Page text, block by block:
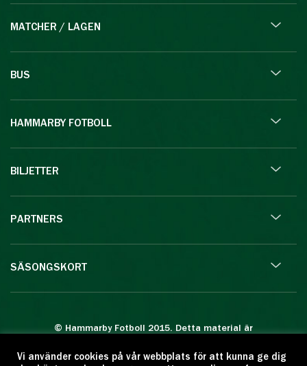
MATCHER / LAGEN
BUS
HAMMARBY FOTBOLL
BILJETTER
PARTNERS
SÄSONGSKORT
© Hammarby Fotboll 2015. Detta material är
Eftertryck eller annan kopiering är förbjuden.
Vi använder cookies på vår webbplats för att kunna ge dig